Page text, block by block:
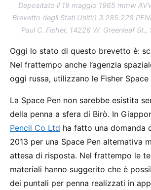
Depositato il 19 maggio 1965 mmw
Brevetto degli Stati Uniti() 3.285.228
Paul C. Fisher, 14226 W. Greenleaf St.,
Oggi lo stato di questo brevetto è:
Nel frattempo anche l’agenzia
oggi russa, utilizzano le Fisher Space
La Space Pen non sarebbe esistita
della penna a sfera di Birò. In
Pencil Co Ltd ha fatto una domanda
2013 per una Space Pen alternativa
attesa di risposta. Nel frattempo le
materiali hanno suggerito che è
dei puntali per penna realizzati in